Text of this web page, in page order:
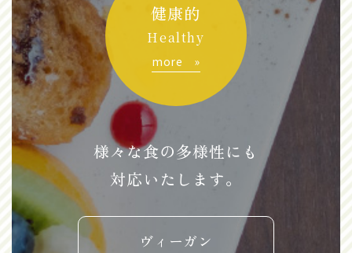
健康的
Healthy
more »
様々な食の多様性にも
対応いたします。
ヴィーガン